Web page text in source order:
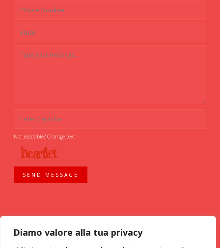
Diamo valore alla tua privacy
Not readable? Change text.
SEND MESSAGE